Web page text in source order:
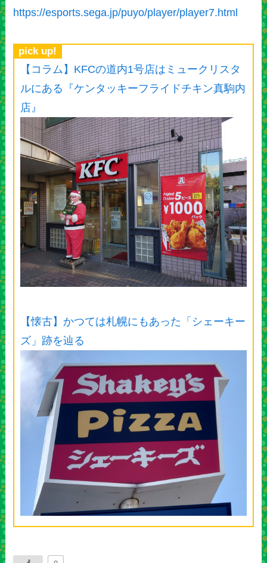
https://esports.sega.jp/puyo/player/player7.html
pick up!
【コラム】KFCの道内1号店はミュークリスタ
ルにある『ケンタッキーフライドチキン真駒内
店』
【懐古】かつては札幌にもあった「シェーキー
ズ」跡を辿る